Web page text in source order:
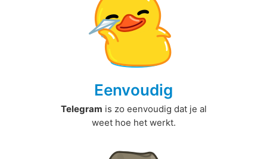
Eenvoudig
Telegram is zo eenvoudig dat je al
weet hoe het werkt.